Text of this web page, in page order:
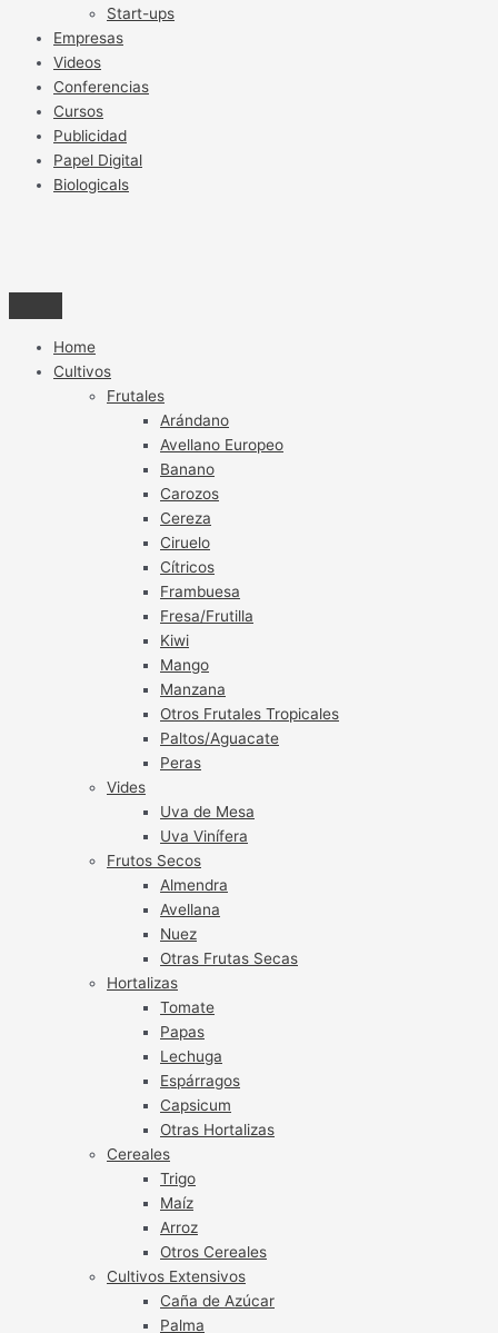
Start-ups
Empresas
Videos
Conferencias
Cursos
Publicidad
Papel Digital
Biologicals
Home
Cultivos
Frutales
Arándano
Avellano Europeo
Banano
Carozos
Cereza
Ciruelo
Cítricos
Frambuesa
Fresa/Frutilla
Kiwi
Mango
Manzana
Otros Frutales Tropicales
Paltos/Aguacate
Peras
Vides
Uva de Mesa
Uva Vinífera
Frutos Secos
Almendra
Avellana
Nuez
Otras Frutas Secas
Hortalizas
Tomate
Papas
Lechuga
Espárragos
Capsicum
Otras Hortalizas
Cereales
Trigo
Maíz
Arroz
Otros Cereales
Cultivos Extensivos
Caña de Azúcar
Palma